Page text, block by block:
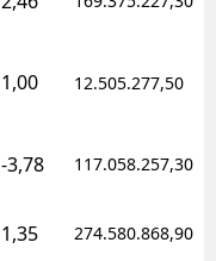
1,00 12.505.277,50
-3,78 117.058.257,30
1,35 274.580.868,90